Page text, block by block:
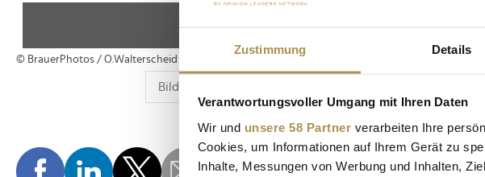
Zustimmung Details
Verantwortungsvoller Umgang mit Ihren Daten
Wir und unsere 58 Partner verarbeiten Ihre
Cookies, um Informationen auf Ihrem Gerät zu
Inhalte, Messungen von Werbung und Inhalten,
© BrauerPhotos / O.Walterscheid